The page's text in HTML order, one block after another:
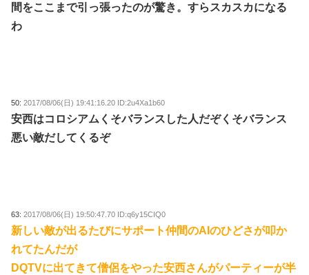
間をここまで引っ張ったのが驚き。すらスカスカになる
わ
50:2017/08/06(日) 19:41:16.20 ID:2u4Xa1b60
安西はコロシアムくそバランスした人だぞくそバランス
悪い敵だしてくるぞ
63:2017/08/06(日) 19:50:47.70 ID:q6y15CIQ0
新しい敵が出るたびにサポート仲間のAIのひどさが叩か
れてたんだが
DQTVに出てきて僧侶をやった安西さんがパーティーが半